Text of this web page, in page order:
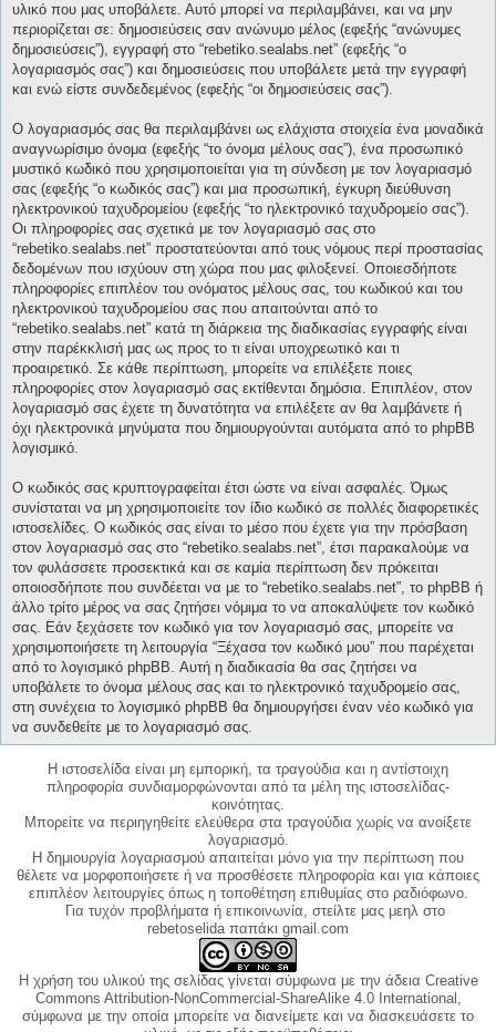
υλικό που μας υποβάλετε. Αυτό μπορεί να περιλαμβάνει, και να μην
περιορίζεται σε: δημοσιεύσεις σαν ανώνυμο μέλος (εφεξής “ανώνυμες
δημοσιεύσεις”), εγγραφή στο “rebetiko.sealabs.net” (εφεξής “ο
λογαριασμός σας”) και δημοσιεύσεις που υποβάλετε μετά την εγγραφή
και ενώ είστε συνδεδεμένος (εφεξής “οι δημοσιεύσεις σας”).
Ο λογαριασμός σας θα περιλαμβάνει ως ελάχιστα στοιχεία ένα μοναδικά
αναγνωρίσιμο όνομα (εφεξής “το όνομα μέλους σας”), ένα προσωπικό
μυστικό κωδικό που χρησιμοποιείται για τη σύνδεση με τον λογαριασμό
σας (εφεξής “ο κωδικός σας”) και μια προσωπική, έγκυρη διεύθυνση
ηλεκτρονικού ταχυδρομείου (εφεξής “το ηλεκτρονικό ταχυδρομείο σας”).
Οι πληροφορίες σας σχετικά με τον λογαριασμό σας στο
“rebetiko.sealabs.net” προστατεύονται από τους νόμους περί προστασίας
δεδομένων που ισχύουν στη χώρα που μας φιλοξενεί. Οποιεσδήποτε
πληροφορίες επιπλέον του ονόματος μέλους σας, του κωδικού και του
ηλεκτρονικού ταχυδρομείου σας που απαιτούνται από το
“rebetiko.sealabs.net” κατά τη διάρκεια της διαδικασίας εγγραφής είναι
στην παρέκκλισή μας ως προς το τι είναι υποχρεωτικό και τι
προαιρετικό. Σε κάθε περίπτωση, μπορείτε να επιλέξετε ποιες
πληροφορίες στον λογαριασμό σας εκτίθενται δημόσια. Επιπλέον, στον
λογαριασμό σας έχετε τη δυνατότητα να επιλέξετε αν θα λαμβάνετε ή
όχι ηλεκτρονικά μηνύματα που δημιουργούνται αυτόματα από το phpBB
λογισμικό.
Ο κωδικός σας κρυπτογραφείται έτσι ώστε να είναι ασφαλές. Όμως
συνίσταται να μη χρησιμοποιείτε τον ίδιο κωδικό σε πολλές διαφορετικές
ιστοσελίδες. Ο κωδικός σας είναι το μέσο που έχετε για την πρόσβαση
στον λογαριασμό σας στο “rebetiko.sealabs.net”, έτσι παρακαλούμε να
τον φυλάσσετε προσεκτικά και σε καμία περίπτωση δεν πρόκειται
οποιοσδήποτε που συνδέεται να με το “rebetiko.sealabs.net”, το phpBB ή
άλλο τρίτο μέρος να σας ζητήσει νόμιμα το να αποκαλύψετε τον κωδικό
σας. Εάν ξεχάσετε τον κωδικό για τον λογαριασμό σας, μπορείτε να
χρησιμοποιήσετε τη λειτουργία “Ξέχασα τον κωδικό μου” που παρέχεται
από το λογισμικό phpBB. Αυτή η διαδικασία θα σας ζητήσει να
υποβάλετε το όνομα μέλους σας και το ηλεκτρονικό ταχυδρομείο σας,
στη συνέχεια το λογισμικό phpBB θα δημιουργήσει έναν νέο κωδικό για
να συνδεθείτε με το λογαριασμό σας.
Η ιστοσελίδα είναι μη εμπορική, τα τραγούδια και η αντίστοιχη
πληροφορία συνδιαμορφώνονται από τα μέλη της ιστοσελίδας-
κοινότητας.
Μπορείτε να περιηγηθείτε ελεύθερα στα τραγούδια χωρίς να ανοίξετε
λογαριασμό.
Η δημιουργία λογαριασμού απαιτείται μόνο για την περίπτωση που
θέλετε να μορφοποιήσετε ή να προσθέσετε πληροφορία και για κάποιες
επιπλέον λειτουργίες όπως η τοποθέτηση επιθυμίας στο ραδιόφωνο.
Για τυχόν προβλήματα ή επικοινωνία, στείλτε μας μεηλ στο
rebetoselida παπάκι gmail.com
Η χρήση του υλικού της σελίδας γίνεται σύμφωνα με την άδεια Creative
Commons Attribution-NonCommercial-ShareAlike 4.0 International,
σύμφωνα με την οποία μπορείτε να διανείμετε και να διασκευάσετε το